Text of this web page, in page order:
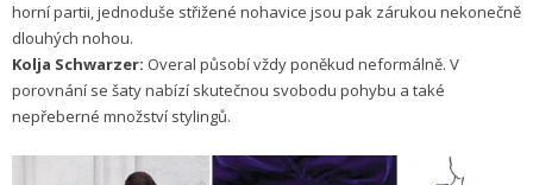
horní partii, jednoduše střižené nohavice jsou pak zárukou nekonečně
dlouhých nohou.
Kolja Schwarzer: Overal působí vždy poněkud neformálně. V
porovnání se šaty nabízí skutečnou svobodu pohybu a také
nepřeberné množství stylingů.